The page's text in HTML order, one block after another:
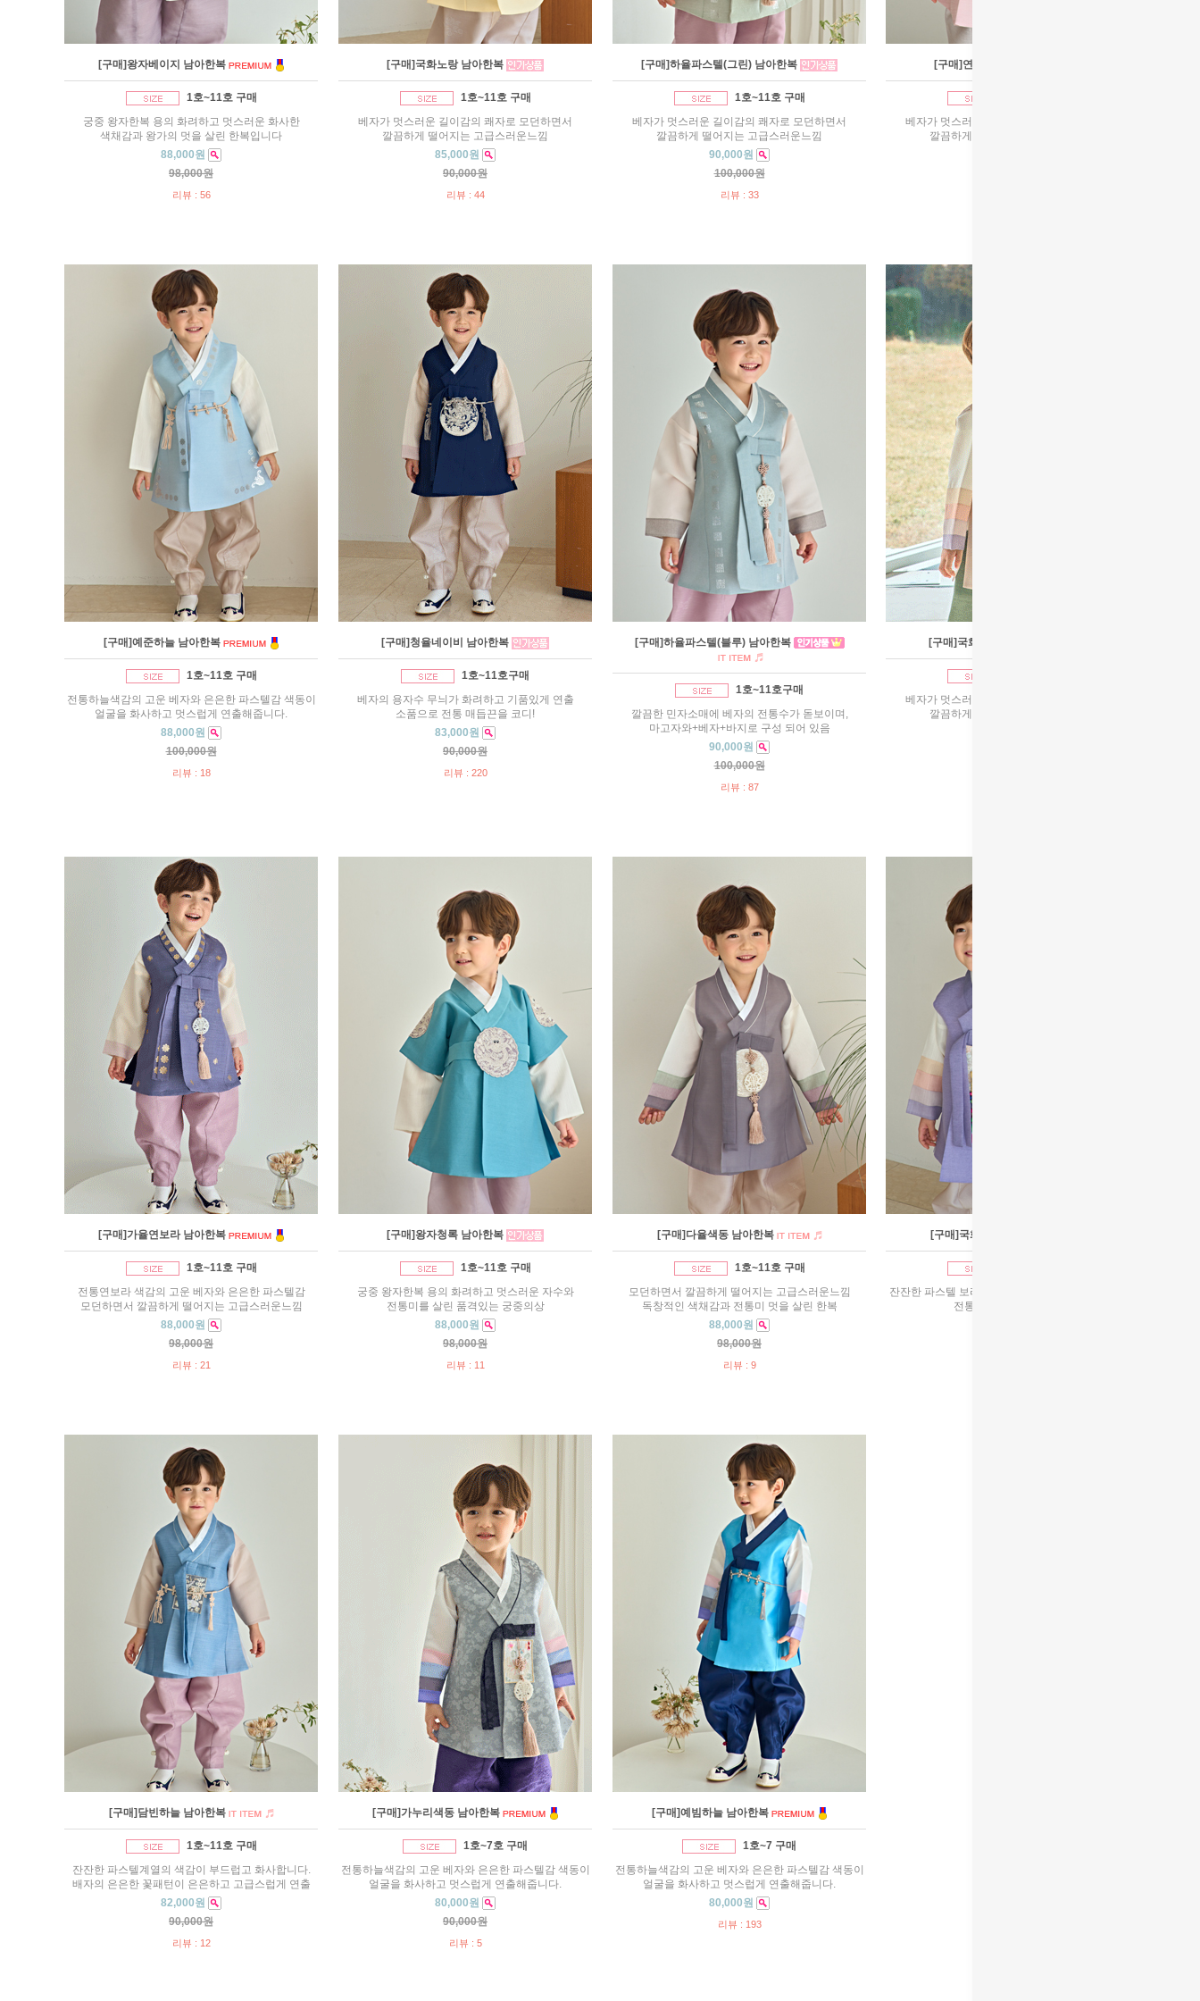
[구매]왕자베이지 남아한복
1호~11호 구매
궁중 왕자한복 용의 화려하고 멋스러운 화사한
색채감과 왕가의 멋을 살린 한복입니다
88,000원
98,000원
리뷰 : 56
[구매]국화노랑 남아한복
1호~11호 구매
베자가 멋스러운 길이감의 쾌자로 모던하면서
깔끔하게 떨어지는 고급스러운느낌
85,000원
90,000원
리뷰 : 44
[구매]하율파스텔(그린) 남아한복
1호~11호 구매
베자가 멋스러운 길이감의 쾌자로 모던하면서
깔끔하게 떨어지는 고급스러운느낌
90,000원
100,000원
리뷰 : 33
[구매]연우분홍 남아한복
베자가 멋스러운 길이감의 쾌자로 모던하면서
깔끔하게 떨어지는 고급스러운느낌
[구매]예준하늘 남아한복
1호~11호 구매
전통하늘색감의 고운 베자와 은은한 파스텔감 색동이
얼굴을 화사하고 멋스럽게 연출해줍니다.
88,000원
100,000원
리뷰 : 18
[구매]청율네이비 남아한복
1호~11호구매
베자의 용자수 무늬가 화려하고 기품있게 연출
소품으로 전통 매듭끈을 코디!
83,000원
90,000원
리뷰 : 220
[구매]하율파스텔(블루) 남아한복
1호~11호구매
깔끔한 민자소매에 베자의 전통수가 돋보이며,
마고자와+베자+바지로 구성 되어 있음
90,000원
100,000원
리뷰 : 87
[구매]국화베이지 남아한복
베자가 멋스러운 길이감의 쾌자로 모던하면서
깔끔하게 떨어지는 고급스러운느낌
[구매]가율연보라 남아한복
1호~11호 구매
전통연보라 색감의 고운 베자와 은은한 파스텔감
모던하면서 깔끔하게 떨어지는 고급스러운느낌
88,000원
98,000원
리뷰 : 21
[구매]왕자청록 남아한복
1호~11호 구매
궁중 왕자한복 용의 화려하고 멋스러운 자수와
전통미를 살린 품격있는 궁중의상
88,000원
98,000원
리뷰 : 11
[구매]다율색동 남아한복
1호~11호 구매
모던하면서 깔끔하게 떨어지는 고급스러운느낌
독창적인 색채감과 전통미 멋을 살린 한복
88,000원
98,000원
리뷰 : 9
[구매]국화보라 남아한복
잔잔한 파스텔 보라 색감이 부드럽고 화사함~ 베자의
전통 사각 자수가 포인트!
[구매]담빈하늘 남아한복
1호~11호 구매
잔잔한 파스텔계열의 색감이 부드럽고 화사합니다.
배자의 은은한 꽃패턴이 은은하고 고급스럽게 연출
82,000원
90,000원
리뷰 : 12
[구매]가누리색동 남아한복
1호~7호 구매
전통하늘색감의 고운 베자와 은은한 파스텔감 색동이
얼굴을 화사하고 멋스럽게 연출해줍니다.
80,000원
90,000원
리뷰 : 5
[구매]예빔하늘 남아한복
1호~7 구매
전통하늘색감의 고운 베자와 은은한 파스텔감 색동이
얼굴을 화사하고 멋스럽게 연출해줍니다.
80,000원
리뷰 : 193